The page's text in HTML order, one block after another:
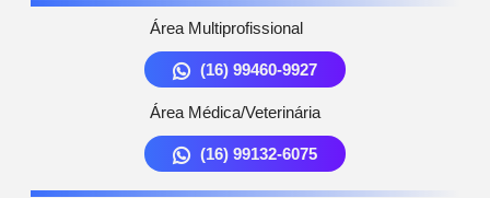
Área Multiprofissional
(16) 99460-9927
Área Médica/Veterinária
(16) 99132-6075